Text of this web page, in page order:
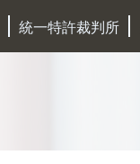
統一特許裁判所